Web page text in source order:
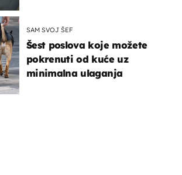
SAM SVOJ ŠEF
Šest poslova koje možete
pokrenuti od kuće uz
minimalna ulaganja